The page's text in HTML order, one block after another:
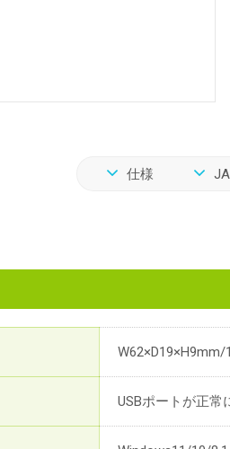
仕様
W62×D19×H9mm/
USBポートが正常